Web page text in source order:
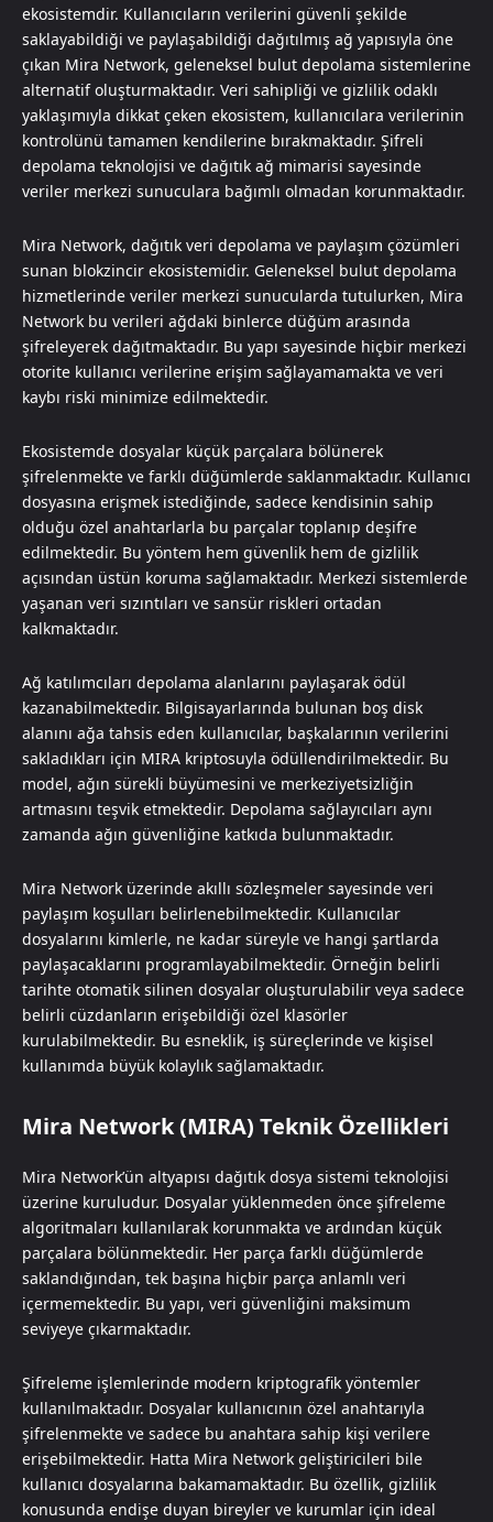
ekosistemdir. Kullanıcıların verilerini güvenli şekilde
saklayabildiği ve paylaşabildiği dağıtılmış ağ yapısıyla öne
çıkan Mira Network, geleneksel bulut depolama sistemlerine
alternatif oluşturmaktadır. Veri sahipliği ve gizlilik odaklı
yaklaşımıyla dikkat çeken ekosistem, kullanıcılara verilerinin
kontrolünü tamamen kendilerine bırakmaktadır. Şifreli
depolama teknolojisi ve dağıtık ağ mimarisi sayesinde
veriler merkezi sunuculara bağımlı olmadan korunmaktadır.
Mira Network, dağıtık veri depolama ve paylaşım çözümleri
sunan blokzincir ekosistemidir. Geleneksel bulut depolama
hizmetlerinde veriler merkezi sunucularda tutulurken, Mira
Network bu verileri ağdaki binlerce düğüm arasında
şifreleyerek dağıtmaktadır. Bu yapı sayesinde hiçbir merkezi
otorite kullanıcı verilerine erişim sağlayamamakta ve veri
kaybı riski minimize edilmektedir.
Ekosistemde dosyalar küçük parçalara bölünerek
şifrelenmekte ve farklı düğümlerde saklanmaktadır. Kullanıcı
dosyasına erişmek istediğinde, sadece kendisinin sahip
olduğu özel anahtarlarla bu parçalar toplanıp deşifre
edilmektedir. Bu yöntem hem güvenlik hem de gizlilik
açısından üstün koruma sağlamaktadır. Merkezi sistemlerde
yaşanan veri sızıntıları ve sansür riskleri ortadan
kalkmaktadır.
Ağ katılımcıları depolama alanlarını paylaşarak ödül
kazanabilmektedir. Bilgisayarlarında bulunan boş disk
alanını ağa tahsis eden kullanıcılar, başkalarının verilerini
sakladıkları için MIRA kriptosuyla ödüllendirilmektedir. Bu
model, ağın sürekli büyümesini ve merkeziyetsizliğin
artmasını teşvik etmektedir. Depolama sağlayıcıları aynı
zamanda ağın güvenliğine katkıda bulunmaktadır.
Mira Network üzerinde akıllı sözleşmeler sayesinde veri
paylaşım koşulları belirlenebilmektedir. Kullanıcılar
dosyalarını kimlerle, ne kadar süreyle ve hangi şartlarda
paylaşacaklarını programlayabilmektedir. Örneğin belirli
tarihte otomatik silinen dosyalar oluşturulabilir veya sadece
belirli cüzdanların erişebildiği özel klasörler
kurulabilmektedir. Bu esneklik, iş süreçlerinde ve kişisel
kullanımda büyük kolaylık sağlamaktadır.
Mira Network (MIRA) Teknik Özellikleri
Mira Network’ün altyapısı dağıtık dosya sistemi teknolojisi
üzerine kuruludur. Dosyalar yüklenmeden önce şifreleme
algoritmaları kullanılarak korunmakta ve ardından küçük
parçalara bölünmektedir. Her parça farklı düğümlerde
saklandığından, tek başına hiçbir parça anlamlı veri
içermemektedir. Bu yapı, veri güvenliğini maksimum
seviyeye çıkarmaktadır.
Şifreleme işlemlerinde modern kriptografik yöntemler
kullanılmaktadır. Dosyalar kullanıcının özel anahtarıyla
şifrelenmekte ve sadece bu anahtara sahip kişi verilere
erişebilmektedir. Hatta Mira Network geliştiricileri bile
kullanıcı dosyalarına bakamamaktadır. Bu özellik, gizlilik
konusunda endişe duyan bireyler ve kurumlar için ideal